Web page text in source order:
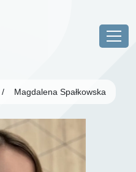
/ Magdalena Spałkowska